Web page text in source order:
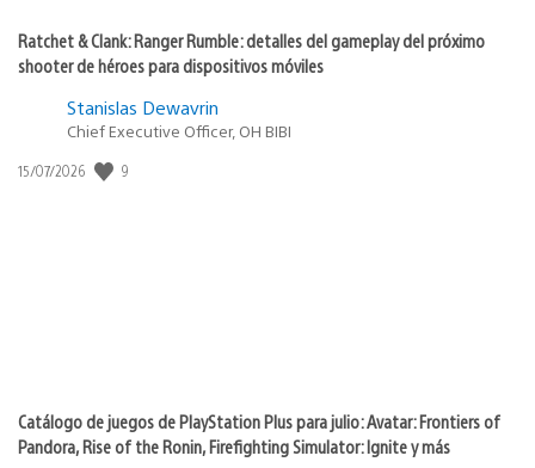
Ratchet & Clank: Ranger Rumble: detalles del gameplay del próximo
shooter de héroes para dispositivos móviles
Stanislas Dewavrin
Chief Executive Officer, OH BIBI
Fecha
15/07/2026 9
Catálogo de juegos de PlayStation Plus para julio: Avatar: Frontiers of
Pandora, Rise of the Ronin, Firefighting Simulator: Ignite y más